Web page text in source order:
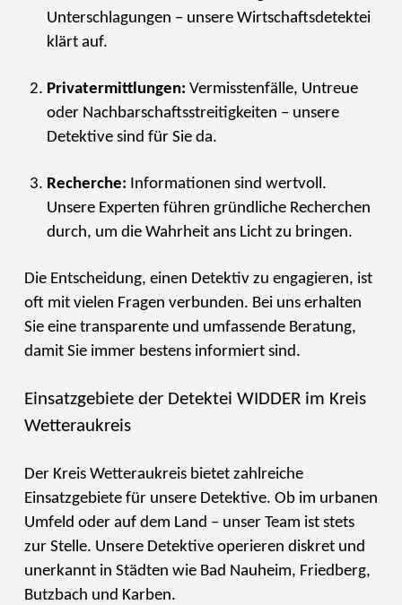
Unterschlagungen – unsere Wirtschaftsdetektei
klärt auf.
Privatermittlungen: Vermisstenfälle, Untreue
oder Nachbarschaftsstreitigkeiten – unsere
Detektive sind für Sie da.
Recherche: Informationen sind wertvoll.
Unsere Experten führen gründliche Recherchen
durch, um die Wahrheit ans Licht zu bringen.
Die Entscheidung, einen Detektiv zu engagieren, ist
oft mit vielen Fragen verbunden. Bei uns erhalten
Sie eine transparente und umfassende Beratung,
damit Sie immer bestens informiert sind.
Einsatzgebiete der Detektei WIDDER im Kreis
Wetteraukreis
Der Kreis Wetteraukreis bietet zahlreiche
Einsatzgebiete für unsere Detektive. Ob im urbanen
Umfeld oder auf dem Land – unser Team ist stets
zur Stelle. Unsere Detektive operieren diskret und
unerkannt in Städten wie Bad Nauheim, Friedberg,
Butzbach und Karben.